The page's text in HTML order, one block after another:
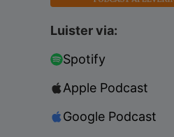
Luister via:
Spotify
Apple Podcast
Google Podcast